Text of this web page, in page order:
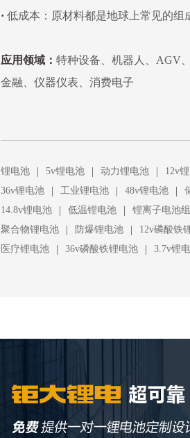
· 低成本：原材料都是地球上常见的组
应用领域： 特种设备、机器人、AGV
金融、仪器仪表、消费电子
锂电池 | 5v锂电池 | 动力锂电池 |
12v
36v锂电池
| 工业锂电池 | 48v锂电池 |
14.8v锂电池
| 低温锂电池 |
锂离子电池组
聚合物锂电池
| 防爆锂电池 |
12v磷酸铁
医疗锂电池
| 36v磷酸铁锂电池 | 3.7v锂